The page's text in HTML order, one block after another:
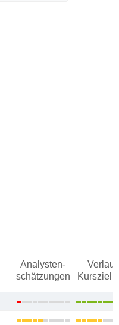
Analysten-
schätzungen
Verlauf
Kursziel